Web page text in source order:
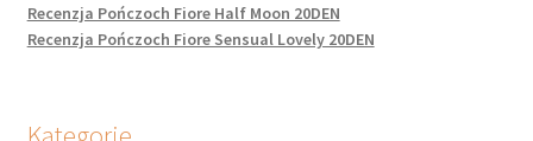
Recenzja Pończoch Fiore Half Moon 20DEN
Recenzja Pończoch Fiore Sensual Lovely 20DEN